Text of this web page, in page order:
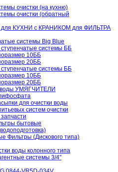
очистки (на кухню)
очистки (обратный
КУХНИ с КРАНИКОМ для ФИЛЬТРА
системы Big Blue
ступенчатые системы ББ
10ББ
20ББ
ступенчатые системы ББ
10ББ
20ББ
воды УМЯГЧИТЕЛИ
для очистки воды
систем очистки
бытовые
Фильтры (Дискового типа)
воды колонного типа
системы 3/4''